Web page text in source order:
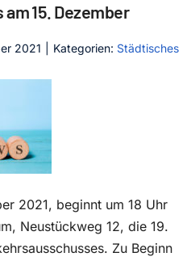
15. Dezember
2021 Kategorien: Städtisches
2021, beginnt um 18 Uhr
Neustückweg 12, die 19.
Zu Beginn